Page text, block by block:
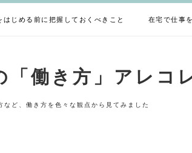
はじめる前に把握しておくべきこと 在宅で仕事
「働き方」アレコ
など、働き方を色々な観点から見てみました